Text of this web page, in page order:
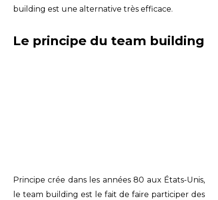
building est une alternative très efficace.
Le principe du team building
Principe crée dans les années 80 aux États-Unis,
le team building est le fait de faire participer des